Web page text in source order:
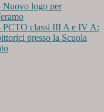
logo per
classi III A e IV A:
presso la Scuola